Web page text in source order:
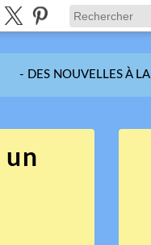
- DES NOUVELLES À LA